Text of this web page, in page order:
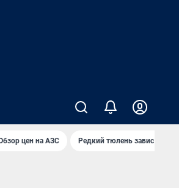
цен на АЗС Редкий тюлень завис над